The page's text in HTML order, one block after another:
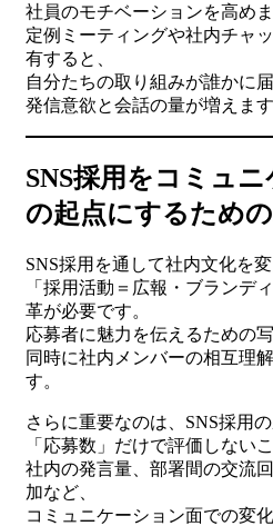
社員のモチベーションを高めま
定例ミーティングや社内チャ
有すると、
自分たちの取り組みが誰かに
発信意欲と会話の量が増えます
SNS採用をコミュ
の起点にするため
SNS採用を通して社内文化を変
「採用活動＝広報・ブランデ
革が必要です。
応募者に魅力を伝えるための
同時に社内メンバーの相互理
す。
さらに重要なのは、SNS採用
「応募数」だけで評価しない
社内の発言量、部署間の交流
加など、
コミュニケーション面での変